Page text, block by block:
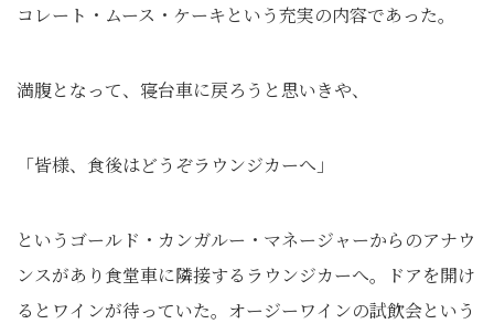
コレート・ムース・ケーキという充実の内容であった。
満腹となって、寝台車に戻ろうと思いきや、
「皆様、食後はどうぞラウンジカーへ」
というゴールド・カンガルー・マネージャーからのアナウ
ンスがあり食堂車に隣接するラウンジカーへ。ドアを開け
るとワインが待っていた。オージーワインの試飲会という